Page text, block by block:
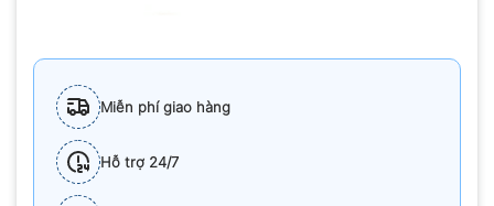
Miễn phí giao hàng
Hỗ trợ 24/7